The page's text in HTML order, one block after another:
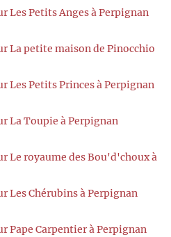
Les Petits Anges à Perpignan
La petite maison de Pinocchio
Les Petits Princes à Perpignan
La Toupie à Perpignan
Le royaume des Bou'd'choux à
Les Chérubins à Perpignan
Pape Carpentier à Perpignan